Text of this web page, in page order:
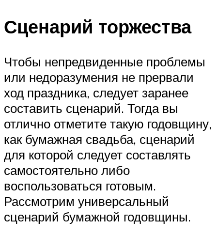
Сценарий торжества
Чтобы непредвиденные проблемы
или недоразумения не прервали
ход праздника, следует заранее
составить сценарий. Тогда вы
отлично отметите такую годовщину,
как бумажная свадьба, сценарий
для которой следует составлять
самостоятельно либо
воспользоваться готовым.
Рассмотрим универсальный
сценарий бумажной годовщины.